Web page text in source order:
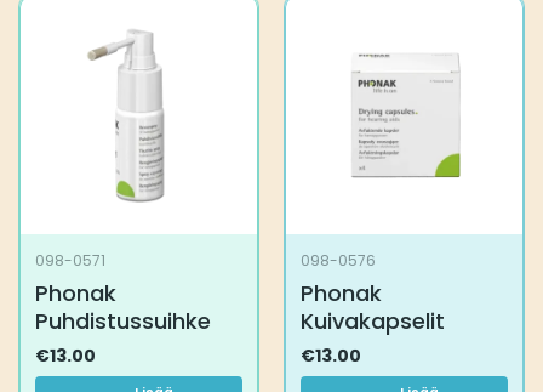
098-0571
Phonak
Puhdistussuihke
€13.00
098-0576
Phonak
Kuivakapselit
€13.00